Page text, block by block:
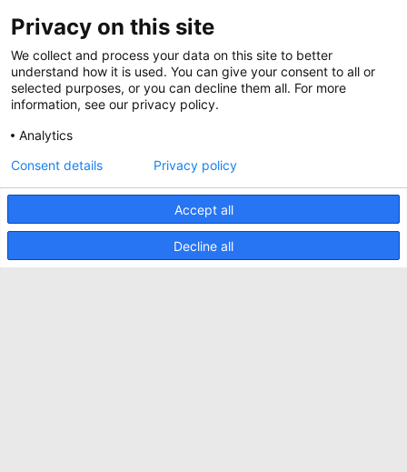
Whitepapers
Specification Tools
Cases
Upcoming events
Contact us
CO2 awareness ladder
Minkels verwendet Cookies, um
sicherzustellen, dass Sie die beste Erfahrung
auf unserer Website machen können.
Funktionale Cookies gewährleisten das
korrekte Funktionieren der Website und
werden immer verwendet. Darüber hinaus
verwendet Minkels analytische Cookies,
Social Media Cookies und Cookies für
Werbung & Marketing.
Lesen Siehiermehr über die verschiedenen
Arten von Cookies. Wenn Sie unsere Cookies
(mit Ausnahme der Funktions-Cookies) nicht
akzeptieren wollen, klicken Siehier.
Privacy on this site
We collect and process your data on this site to better
understand how it is used. You can give your consent to all or
selected purposes, or you can decline them all. For more
information, see our privacy policy.
Analytics
Accept all
Decline all
Consent details Privacy policy